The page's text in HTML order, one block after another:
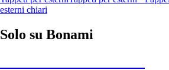
esterni chiari
Solo su Bonami